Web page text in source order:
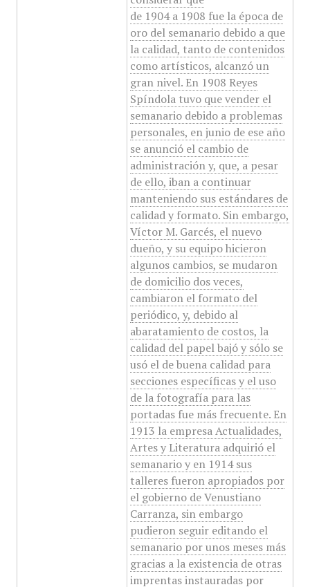
de 1904 a 1908 fue la época de
oro del semanario debido a que
la calidad, tanto de contenidos
como artísticos, alcanzó un
gran nivel. En 1908 Reyes
Spíndola tuvo que vender el
semanario debido a problemas
personales, en junio de ese año
se anunció el cambio de
administración y, que, a pesar
de ello, iban a continuar
manteniendo sus estándares de
calidad y formato. Sin embargo,
Víctor M. Garcés, el nuevo
dueño, y su equipo hicieron
algunos cambios, se mudaron
de domicilio dos veces,
cambiaron el formato del
periódico, y, debido al
abaratamiento de costos, la
calidad del papel bajó y sólo se
usó el de buena calidad para
secciones específicas y el uso
de la fotografía para las
portadas fue más frecuente. En
1913 la empresa Actualidades,
Artes y Literatura adquirió el
semanario y en 1914 sus
talleres fueron apropiados por
el gobierno de Venustiano
Carranza, sin embargo
pudieron seguir editando el
semanario por unos meses más
gracias a la existencia de otras
imprentas instauradas por